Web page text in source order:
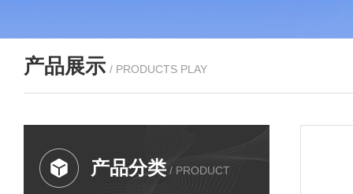
产品展示 / PRODUCTS PLAY
产品分类 / PRODUCT